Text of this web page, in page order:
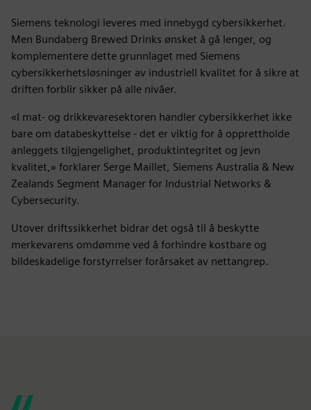
Siemens teknologi leveres med innebygd cybersikkerhet.
Men Bundaberg Brewed Drinks ønsket å gå lenger, og
komplementere dette grunnlaget med Siemens
cybersikkerhetsløsninger av industriell kvalitet for å sikre at
driften forblir sikker på alle nivåer.
«I mat- og drikkevaresektoren handler cybersikkerhet ikke
bare om databeskyttelse - det er viktig for å opprettholde
anleggets tilgjengelighet, produktintegritet og jevn
kvalitet,» forklarer Serge Maillet, Siemens Australia & New
Zealands Segment Manager for Industrial Networks &
Cybersecurity.
Utover driftssikkerhet bidrar det også til å beskytte
merkevarens omdømme ved å forhindre kostbare og
bildeskadelige forstyrrelser forårsaket av nettangrep.